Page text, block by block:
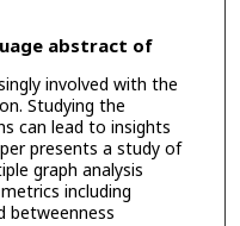
abstract of
involved with the
Studying the
can lead to insights
presents a study of
graph analysis
including
betweenness